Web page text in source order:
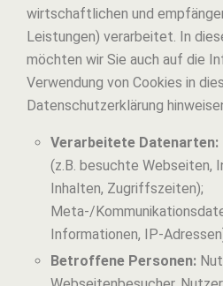
wirtschaftlichen und
Leistungen) verarbeitet. In
möchten wir Sie auch auf die
Verwendung von Cookies in
Datenschutzerklärung
Verarbeitete Datenarten:
(z.B. besuchte Webseiten,
Inhalten, Zugriffszeiten);
Meta-/
Informationen, IP-
Betroffene Personen: